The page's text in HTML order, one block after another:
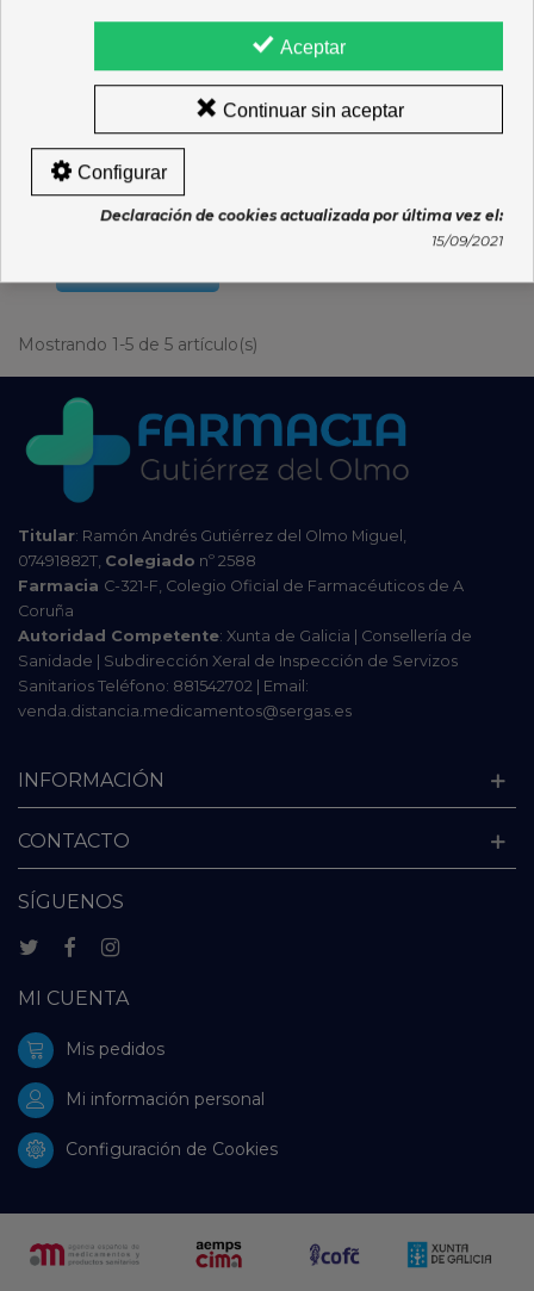
CHICCO PASTA PLATANO
50ML 6-24 M DENTAL
Mostrando 1-5 de 5 artículo(s)
Titular: Ramón Andrés Gutiérrez del Olmo Miguel,
07491882T, Colegiado nº 2588
Farmacia C-321-F, Colegio Oficial de Farmacéuticos de A
Coruña
Autoridad Competente: Xunta de Galicia | Consellería de
Sanidade | Subdirección Xeral de Inspección de Servizos
Sanitarios Teléfono: 881542702 | Email:
venda.distancia.medicamentos@sergas.es
INFORMACIÓN
CONTACTO
SÍGUENOS
MI CUENTA
Mis pedidos
Mi información personal
Configuración de Cookies
Aceptar
Continuar sin aceptar
Configurar
Declaración de cookies actualizada por última vez el:
15/09/2021